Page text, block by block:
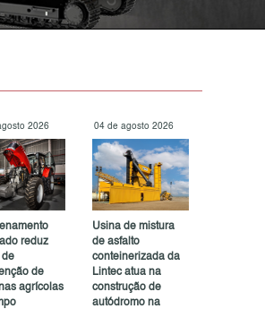
2026
reduz
de
de
agrícolas
04 de agosto 2026
Usina de mistura
de asfalto
conteinerizada da
Lintec atua na
construção de
autódromo na